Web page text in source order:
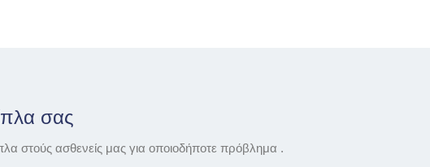
σας
στούς ασθενείς μας για οποιοδήποτε πρόβλημα .